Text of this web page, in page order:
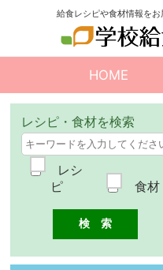
給食レシピや食材情報を
HOME
レシピ・食材を検索
レシ
ピ
食材